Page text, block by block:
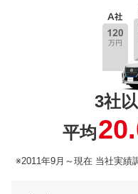
3社
平均
※2011年9月～現在 当社実績